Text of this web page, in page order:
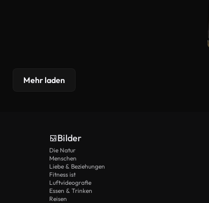
Mehr laden
Bilder
Die Natur
Menschen
Liebe & Beziehungen
Fitness ist
Luftvideografie
Essen & Trinken
Reisen